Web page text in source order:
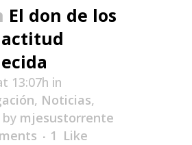
El don de los
13:07h in
, Noticias,
by mjesustorrente
1 Like